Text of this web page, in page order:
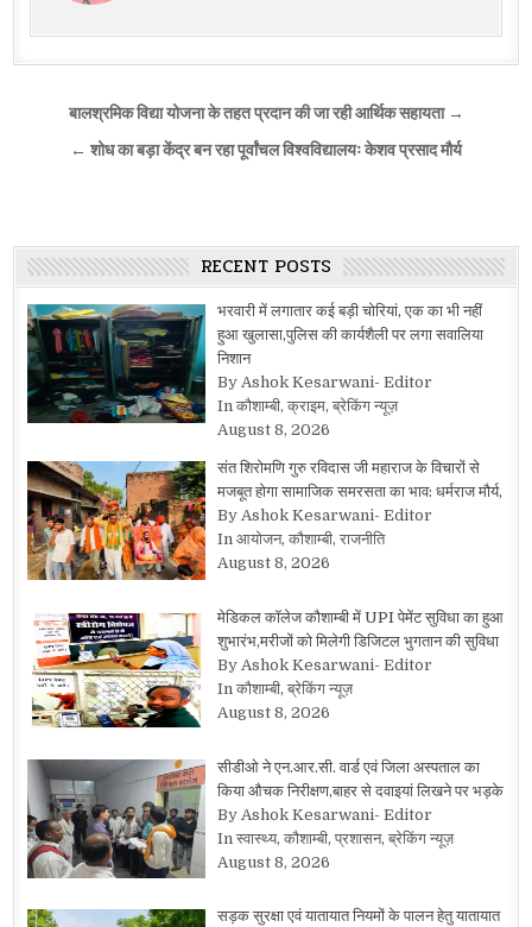
Post
navigation
बालश्रमिक विद्या योजना के तहत प्रदान की जा रही आर्थिक सहायता →
← शोध का बड़ा केंद्र बन रहा पूर्वांचल विश्वविद्यालयः केशव प्रसाद मौर्य
RECENT POSTS
भरवारी में लगातार कई बड़ी चोरियां, एक का भी नहीं
हुआ खुलासा,पुलिस की कार्यशैली पर लगा सवालिया
निशान
By Ashok Kesarwani- Editor
In कौशाम्बी, क्राइम, ब्रेकिंग न्यूज़
August 8, 2026
संत शिरोमणि गुरु रविदास जी महाराज के विचारों से
मजबूत होगा सामाजिक समरसता का भाव: धर्मराज मौर्य,
By Ashok Kesarwani- Editor
In आयोजन, कौशाम्बी, राजनीति
August 8, 2026
मेडिकल कॉलेज कौशाम्बी में UPI पेमेंट सुविधा का हुआ
शुभारंभ,मरीजों को मिलेगी डिजिटल भुगतान की सुविधा
By Ashok Kesarwani- Editor
In कौशाम्बी, ब्रेकिंग न्यूज़
August 8, 2026
सीडीओ ने एन.आर.सी. वार्ड एवं जिला अस्पताल का
किया औचक निरीक्षण,बाहर से दवाइयां लिखने पर भड़के
By Ashok Kesarwani- Editor
In स्वास्थ्य, कौशाम्बी, प्रशासन, ब्रेकिंग न्यूज़
August 8, 2026
सड़क सुरक्षा एवं यातायात नियमों के पालन हेतु यातायात